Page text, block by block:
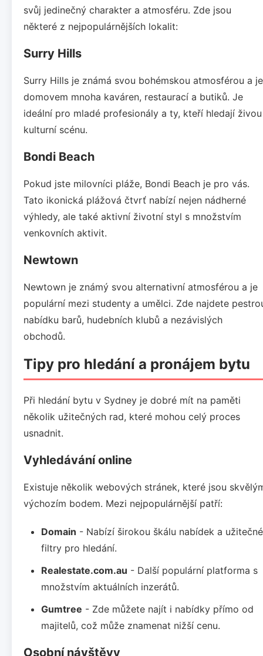
svůj jedinečný charakter a atmosféru. Zde jsou
některé z nejpopulárnějších lokalit:
Surry Hills
Surry Hills je známá svou bohémskou atmosférou a je
domovem mnoha kaváren, restaurací a butiků. Je
ideální pro mladé profesionály a ty, kteří hledají živou
kulturní scénu.
Bondi Beach
Pokud jste milovníci pláže, Bondi Beach je pro vás.
Tato ikonická plážová čtvrť nabízí nejen nádherné
výhledy, ale také aktivní životní styl s množstvím
venkovních aktivit.
Newtown
Newtown je známý svou alternativní atmosférou a je
populární mezi studenty a umělci. Zde najdete
nabídku barů, hudebních klubů a nezávislých
obchodů.
Tipy pro hledání a pronájem bytu
Při hledání bytu v Sydney je dobré mít na paměti
několik užitečných rad, které mohou celý proces
usnadnit.
Vyhledávání online
Existuje několik webových stránek, které jsou
výchozím bodem. Mezi nejpopulárnější patří:
Domain - Nabízí širokou škálu nabídek a užitečné
filtry pro hledání.
Realestate.com.au - Další populární platforma s
množstvím aktuálních inzerátů.
Gumtree - Zde můžete najít i nabídky přímo od
majitelů, což může znamenat nižší cenu.
Osobní návštěvy